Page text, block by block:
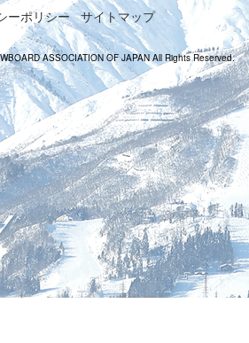
ーポリシー サイトマップ
ASSOCIATION OF JAPAN All Rights Reserved.